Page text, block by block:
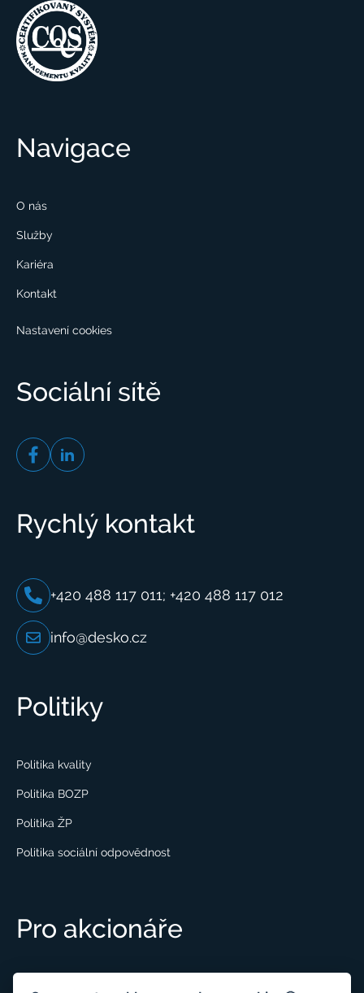
Navigace
O nás
Služby
Kariéra
Kontakt
Nastavení cookies
Sociální sítě
Rychlý kontakt
+420 488 117 011; +420 488 117 012
info@desko.cz
Politiky
Politika kvality
Politika BOZP
Politika ŽP
Politika sociální odpovědnost
Pro akcionáře